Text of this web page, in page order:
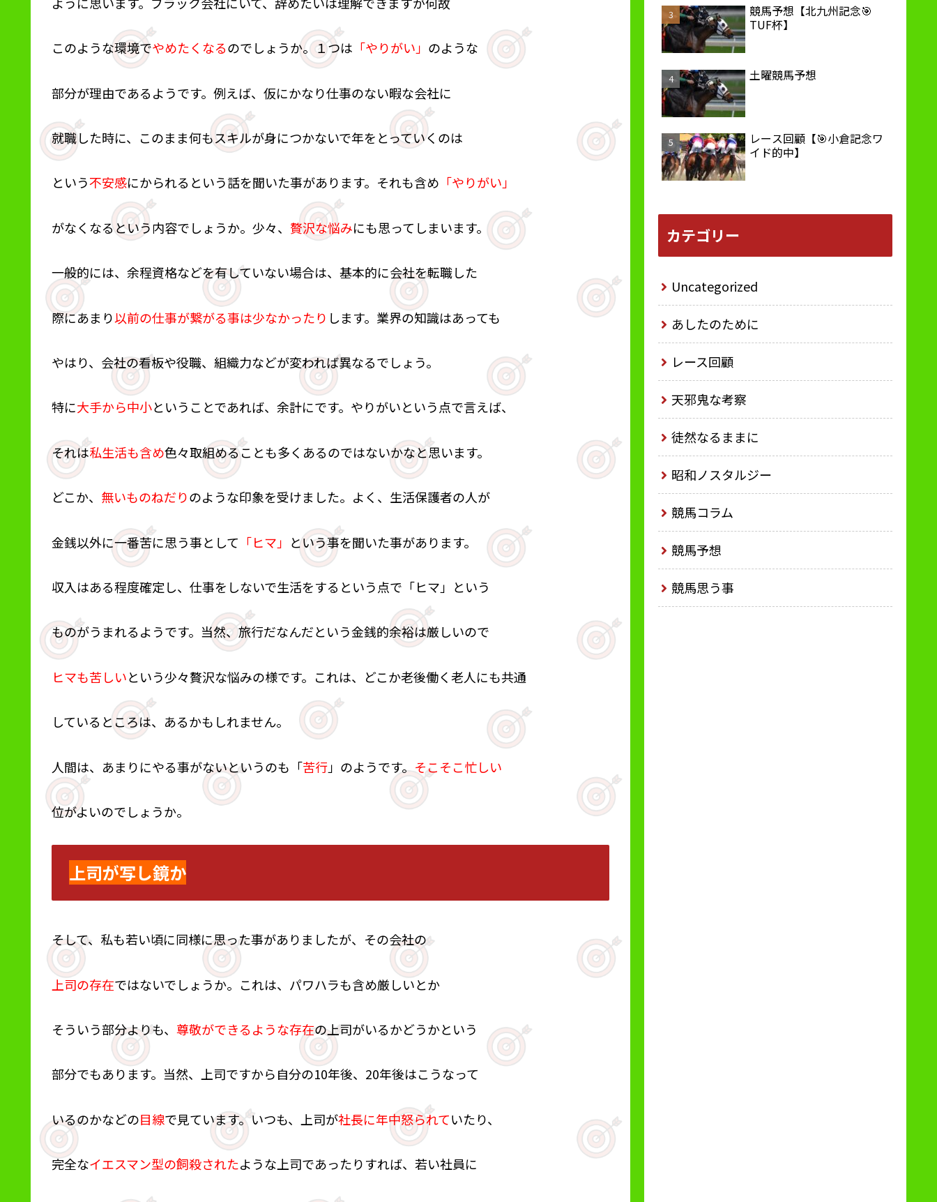
このような環境でやめたくなるのでしょうか。１つは 「やりがい」 のような
部分が理由であるようです。例えば、仮にかなり仕事のない暇な会社に
就職した時に、このまま何もスキルが身につかないで年をとっていくのは
という不安感にかられるという話を聞いた事があります。それも含め 「やりがい」
がなくなるという内容でしょうか。少々、 贅沢な悩みにも思ってしまいます。
一般的には、余程資格などを有していない場合は、基本的に会社を転職した
際にあまり以前の仕事が繋がる事は少なかったり します。業界の知識はあっても
やはり、会社の看板や役職、組織力などが変われば異なるでしょう。
特に大手から中小ということであれば、余計にです。やりがいという点で言えば、
それは私生活も含め色々取組めることも多くあるのではないかなと思います。
どこか、 無いものねだりのような印象を受けました。よく、生活保護者の人が
金銭以外に一番苦に思う事として 「ヒマ」 という事を聞いた事があります。
収入はある程度確定し、仕事をしないで生活をするという点で「ヒマ」という
ものがうまれるようです。当然、旅行だなんだという金銭的余裕は厳しいので
ヒマも苦しいという少々贅沢な悩みの様です。これは、どこか老後働く老人にも共通
しているところは、あるかもしれません。
人間は、あまりにやる事がないというのも「苦行」のようです。そこそこ忙しい
位がよいのでしょうか。
上司が写し鏡か
そして、私も若い頃に同様に思った事がありましたが、その会社の
上司の存在ではないでしょうか。これは、パワハラも含め厳しいとか
そういう部分よりも、 尊敬ができるような存在の上司がいるかどうかという
部分でもあります。当然、上司ですから自分の10年後、20年後はこうなって
いるのかなどの目線で見ています。いつも、上司が社長に年中怒られていたり、
完全なイエスマン型の飼殺されたような上司であったりすれば、若い社員に
競馬予想【北九州記念🎯
TUF杯】
土曜競馬予想
レース回顧【🎯小倉記念ワ
イド的中】
カテゴリー
Uncategorized
あしたのために
レース回顧
天邪鬼な考察
徒然なるままに
昭和ノスタルジー
競馬コラム
競馬予想
競馬思う事